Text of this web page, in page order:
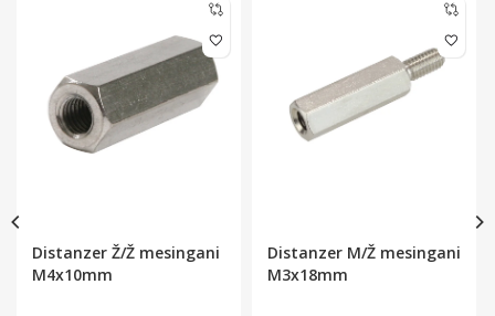
Distanzer Ž/Ž mesingani
M4x10mm
Distanzer M/Ž mesingani
M3x18mm